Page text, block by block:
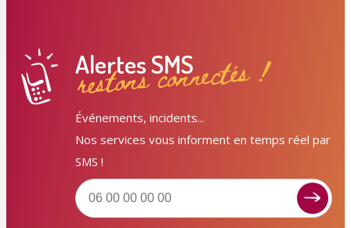
Alertes SMS
restons connectés !
Événements, incidents...
Nos services vous informent en temps réel par
SMS !